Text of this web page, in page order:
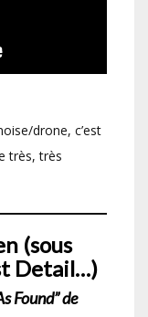
drone, c’est
très, très
(sous
Detail…)
Found” de